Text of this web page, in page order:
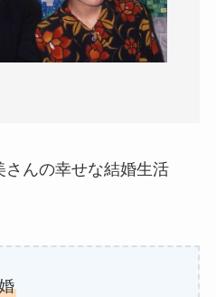
んの幸せな結婚生活